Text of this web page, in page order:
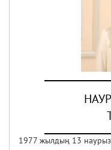
НАУРЫЗБАЙ ҚАЖЫ ТАҒАНҰЛЫ
МҮФТИ БОЛЫП САЙЛАНДЫ
43774
МЕРЕКЕСІНІҢ БІРІНШІ КҮНІ!
1977 жылдың 13